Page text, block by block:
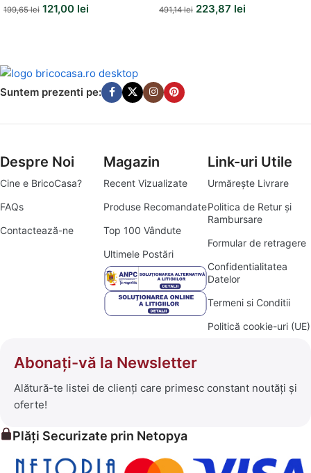
199,65lei 121,00 lei
protectie supraincalzire,
491,14lei 223,87 lei
Suntem prezenti pe:
Despre Noi
Cine e BricoCasa?
FAQs
Contactează-ne
Magazin
Recent Vizualizate
Produse Recomandate
Top 100 Vândute
Ultimele Postări
Link-uri Utile
Urmărește Livrare
Politica de Retur și
Rambursare
Formular de retragere
Confidentialitatea
Datelor
Termeni si Conditii
Politică cookie-uri (UE)
Abonați-vă la Newsletter
Alătură-te listei de clienți care primesc constant noutăți și
oferte!
Plăți Securizate prin Netopya